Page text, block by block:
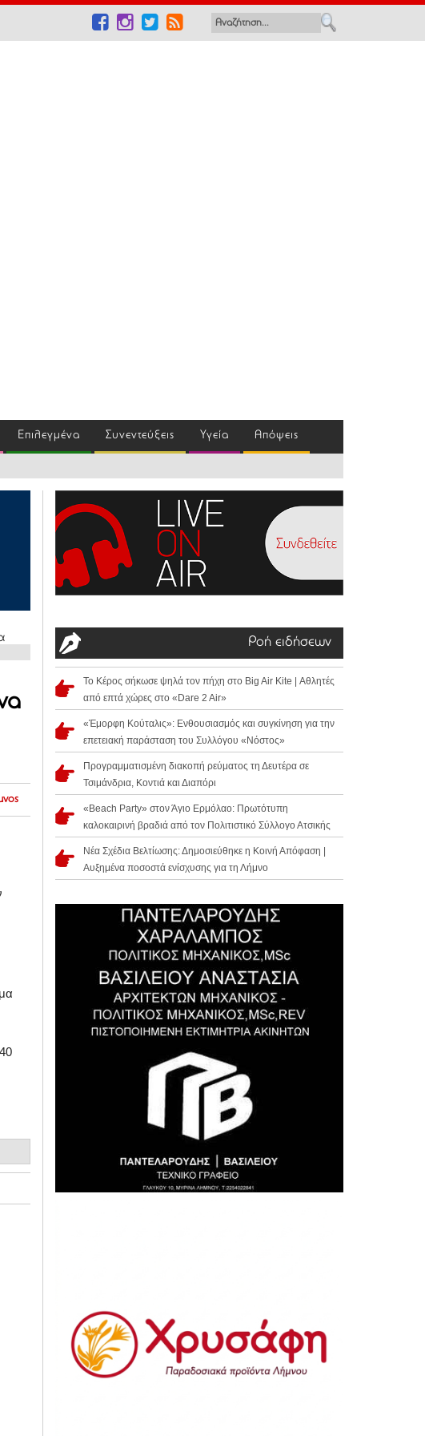
Επιλεγμένα Συνεντεύξεις Υγεία Απόψεις
Ροή ειδήσεων
Το Κέρος σήκωσε ψηλά τον πήχη στο Big Air Kite | Αθλητές
από επτά χώρες στο «Dare 2 Air»
«Έμορφη Κούταλις»: Ενθουσιασμός και συγκίνηση για την
επετειακή παράσταση του Συλλόγου «Νόστος»
Προγραμματισμένη διακοπή ρεύματος τη Δευτέρα σε
Τσιμάνδρια, Κοντιά και Διαπόρι
«Beach Party» στον Άγιο Ερμόλαο: Πρωτότυπη
καλοκαιρινή βραδιά από τον Πολιτιστικό Σύλλογο Ατσικής
Νέα Σχέδια Βελτίωσης: Δημοσιεύθηκε η Κοινή Απόφαση |
Αυξημένα ποσοστά ενίσχυσης για τη Λήμνο